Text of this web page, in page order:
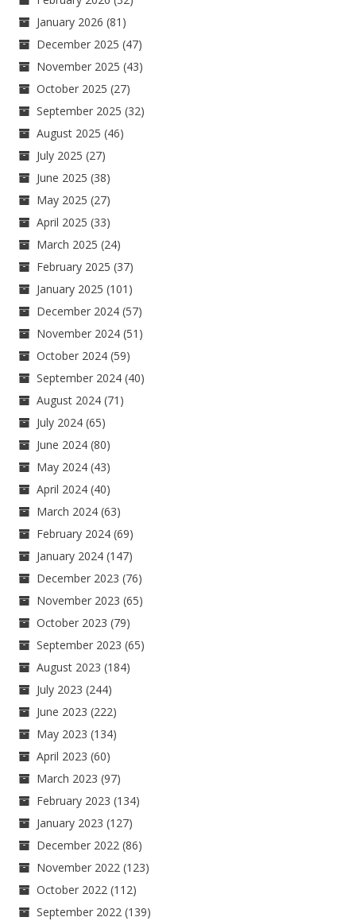
January 2026 (81)
December 2025 (47)
November 2025 (43)
October 2025 (27)
September 2025 (32)
August 2025 (46)
July 2025 (27)
June 2025 (38)
May 2025 (27)
April 2025 (33)
March 2025 (24)
February 2025 (37)
January 2025 (101)
December 2024 (57)
November 2024 (51)
October 2024 (59)
September 2024 (40)
August 2024 (71)
July 2024 (65)
June 2024 (80)
May 2024 (43)
April 2024 (40)
March 2024 (63)
February 2024 (69)
January 2024 (147)
December 2023 (76)
November 2023 (65)
October 2023 (79)
September 2023 (65)
August 2023 (184)
July 2023 (244)
June 2023 (222)
May 2023 (134)
April 2023 (60)
March 2023 (97)
February 2023 (134)
January 2023 (127)
December 2022 (86)
November 2022 (123)
October 2022 (112)
September 2022 (139)